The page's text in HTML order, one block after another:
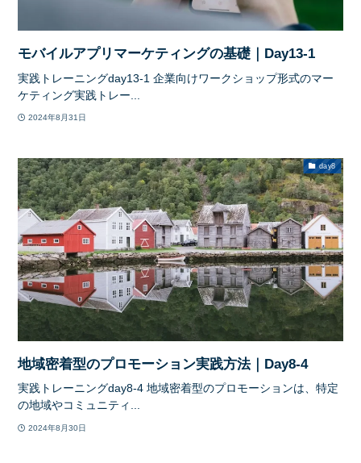
モバイルアプリマーケティングの基礎｜Day13-1
実践トレーニングday13-1 企業向けワークショップ形式のマー
ケティング実践トレー...
2024年8月31日
day8
地域密着型のプロモーション実践方法｜Day8-4
実践トレーニングday8-4 地域密着型のプロモーションは、特定
の地域やコミュニティ...
2024年8月30日